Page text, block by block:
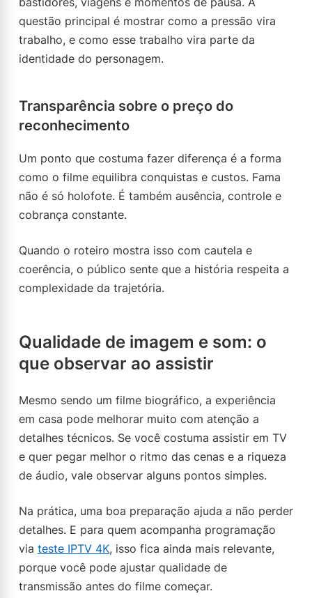
questão principal é mostrar como a pressão vira
trabalho, e como esse trabalho vira parte da
identidade do personagem.
Transparência sobre o preço do
reconhecimento
Um ponto que costuma fazer diferença é a forma
como o filme equilibra conquistas e custos. Fama
não é só holofote. É também ausência, controle e
cobrança constante.
Quando o roteiro mostra isso com cautela e
coerência, o público sente que a história respeita a
complexidade da trajetória.
Qualidade de imagem e som: o
que observar ao assistir
Mesmo sendo um filme biográfico, a experiência
em casa pode melhorar muito com atenção a
detalhes técnicos. Se você costuma assistir em TV
e quer pegar melhor o ritmo das cenas e a riqueza
de áudio, vale observar alguns pontos simples.
Na prática, uma boa preparação ajuda a não perder
detalhes. E para quem acompanha programação
via teste IPTV 4K, isso fica ainda mais relevante,
porque você pode ajustar qualidade de
transmissão antes do filme começar.